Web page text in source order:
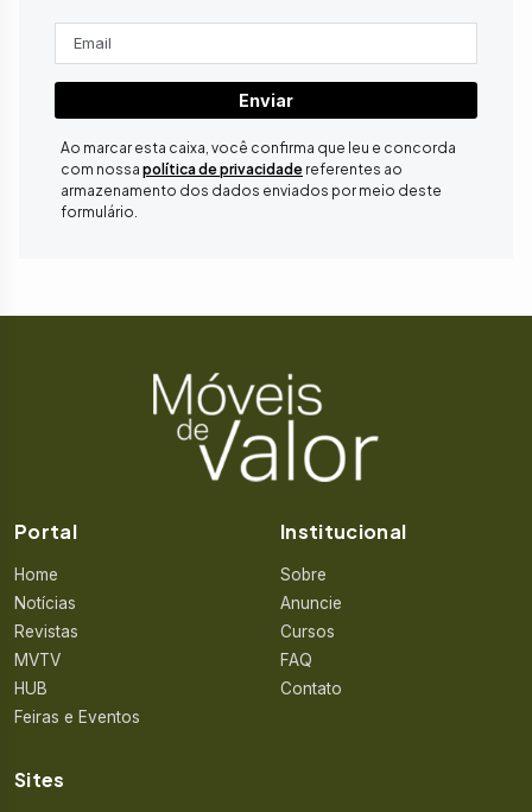
Enviar
Ao marcar esta caixa, você confirma que leu e concorda
com nossa política de privacidade referentes ao
armazenamento dos dados enviados por meio deste
formulário.
Portal
Home
Notícias
Revistas
MVTV
HUB
Feiras e Eventos
Institucional
Sobre
Anuncie
Cursos
FAQ
Contato
Sites